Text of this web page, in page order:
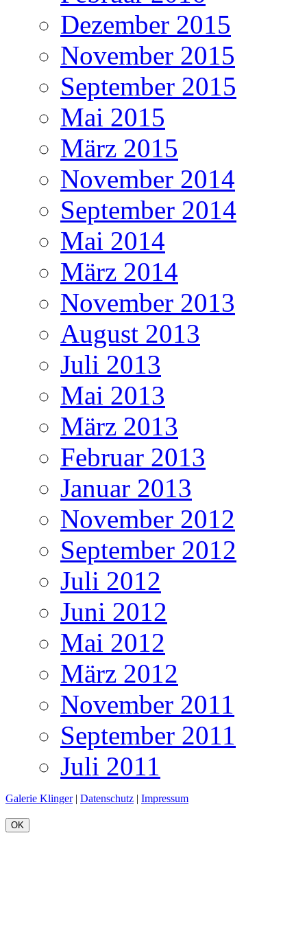
Dezember 2015
November 2015
September 2015
Mai 2015
März 2015
November 2014
September 2014
Mai 2014
März 2014
November 2013
August 2013
Juli 2013
Mai 2013
März 2013
Februar 2013
Januar 2013
November 2012
September 2012
Juli 2012
Juni 2012
Mai 2012
März 2012
November 2011
September 2011
Juli 2011
Galerie Klinger| Datenschutz | Impressum
OK